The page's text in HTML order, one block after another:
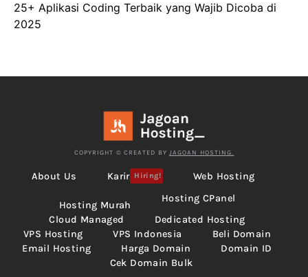
25+ Aplikasi Coding Terbaik yang Wajib Dicoba di
2025
COPYRIGHT © CREATED BY JAGOAN HOSTING.
About Us Karir Hiring! Web Hosting
Hosting Murah
Hosting CPanel
Cloud Managed
Dedicated Hosting
VPS Hosting
VPS Indonesia
Beli Domain
Email Hosting
Harga Domain
Domain ID
Cek Domain Bulk